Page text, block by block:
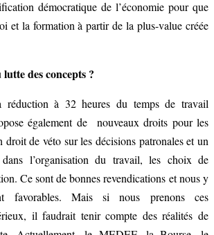
démocratique de l’économie pour que
et la formation à partir de la plus-value créée
des concepts ?
réduction à 32 heures du temps de travail
également de nouveaux droits pour les
droit de véto sur les décisions patronales et un
l’organisation du travail, les choix de
Ce sont de bonnes revendications et nous y
favorables. Mais si nous prenons ces
il faudrait tenir compte des réalités de